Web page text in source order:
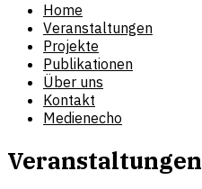
Home
Veranstaltungen
Projekte
Publikationen
Über uns
Kontakt
Medienecho
Veranstaltungen